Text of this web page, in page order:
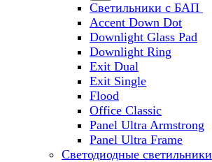
Светильники с БАП
Accent Down Dot
Downlight Glass Pad
Downlight Ring
Exit Dual
Exit Single
Flood
Office Classic
Panel Ultra Armstrong
Panel Ultra Frame
Светодиодные светильники